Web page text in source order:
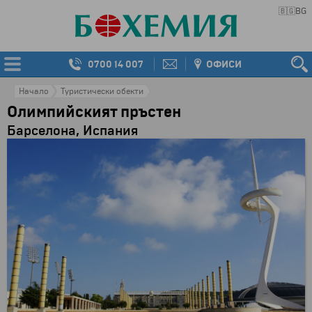
🇧🇬BG
0700 14 007 ОФИСИ
Начало Туристически обекти
Олимпийският пръстен
Барселона, Испания